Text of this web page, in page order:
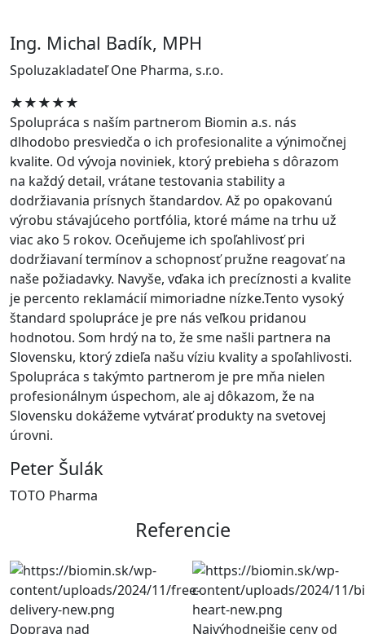
Ing. Michal Badík, MPH
Spoluzakladateľ One Pharma, s.r.o.
★★★★★
Spolupráca s naším partnerom Biomin a.s. nás
dlhodobo presviedča o ich profesionalite a výnimočnej
kvalite. Od vývoja noviniek, ktorý prebieha s dôrazom
na každý detail, vrátane testovania stability a
dodržiavania prísnych štandardov. Až po opakovanú
výrobu stávajúceho portfólia, ktoré máme na trhu už
viac ako 5 rokov. Oceňujeme ich spoľahlivosť pri
dodržiavaní termínov a schopnosť pružne reagovať na
naše požiadavky. Navyše, vďaka ich precíznosti a kvalite
je percento reklamácií mimoriadne nízke.Tento vysoký
štandard spolupráce je pre nás veľkou pridanou
hodnotou. Som hrdý na to, že sme našli partnera na
Slovensku, ktorý zdieľa našu víziu kvality a spoľahlivosti.
Spolupráca s takýmto partnerom je pre mňa nielen
profesionálnym úspechom, ale aj dôkazom, že na
Slovensku dokážeme vytvárať produkty na svetovej
úrovni.
Peter Šulák
TOTO Pharma
Referencie
Doprava nad
Najvýhodnejšie ceny od